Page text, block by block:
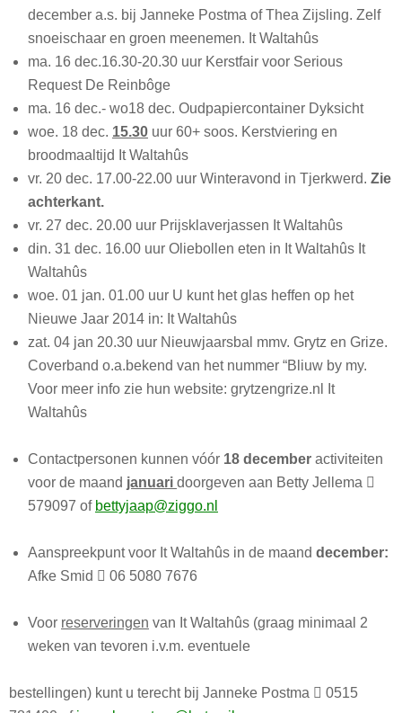
december a.s. bij Janneke Postma of Thea Zijsling. Zelf
snoeischaar en groen meenemen. It Waltahûs
ma. 16 dec.16.30-20.30 uur Kerstfair voor Serious
Request De Reinbôge
ma. 16 dec.- wo18 dec. Oudpapiercontainer Dyksicht
woe. 18 dec. 15.30 uur 60+ soos. Kerstviering en
broodmaaltijd It Waltahûs
vr. 20 dec. 17.00-22.00 uur Winteravond in Tjerkwerd. Zie
achterkant.
vr. 27 dec. 20.00 uur Prijsklaverjassen It Waltahûs
din. 31 dec. 16.00 uur Oliebollen eten in It Waltahûs It
Waltahûs
woe. 01 jan. 01.00 uur U kunt het glas heffen op het
Nieuwe Jaar 2014 in: It Waltahûs
zat. 04 jan 20.30 uur Nieuwjaarsbal mmv. Grytz en Grize.
Coverband o.a.bekend van het nummer “Bliuw by my.
Voor meer info zie hun website: grytzengrize.nl It
Waltahûs
Contactpersonen kunnen vóór 18 december activiteiten
voor de maand januari doorgeven aan Betty Jellema 
579097 of bettyjaap@ziggo.nl
Aanspreekpunt voor It Waltahûs in de maand december:
Afke Smid  06 5080 7676
Voor reserveringen van It Waltahûs (graag minimaal 2
weken van tevoren i.v.m. eventuele
bestellingen) kunt u terecht bij Janneke Postma  0515